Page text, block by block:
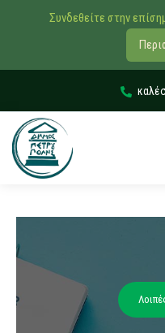
Συνδεθείτε στην